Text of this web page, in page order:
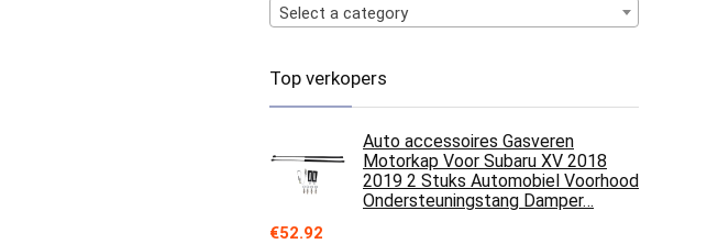
Select a category
Top verkopers
Auto accessoires Gasveren
Motorkap Voor Subaru XV 2018
2019 2 Stuks Automobiel Voorhood
Ondersteuningstang Damper…
€52.92